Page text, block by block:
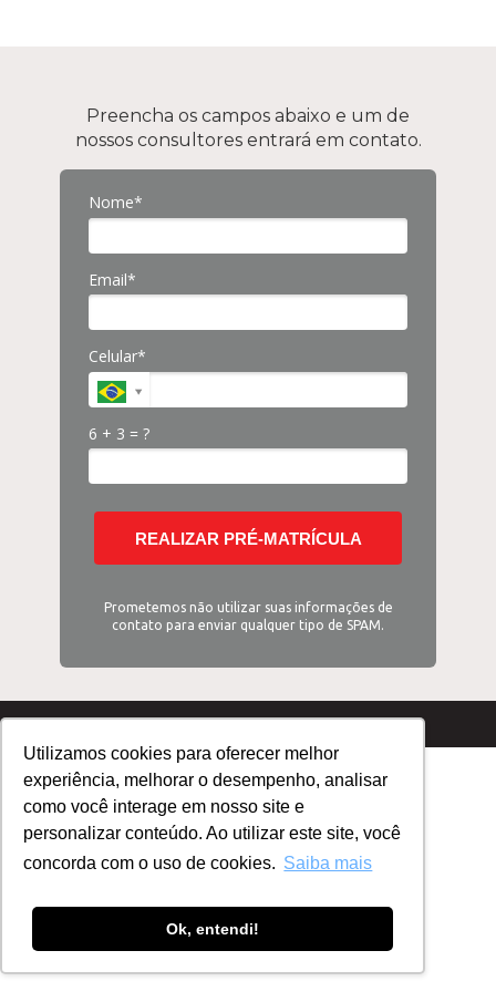
Utilizamos cookies para oferecer melhor
experiência, melhorar o desempenho, analisar
como você interage em nosso site e
personalizar conteúdo. Ao utilizar este site, você
concorda com o uso de cookies. Saiba mais
Ok, entendi!
Preencha os campos abaixo e um de
nossos consultores entrará em contato.
Nome*
Email*
Celular*
6 + 3 = ?
REALIZAR PRÉ-MATRÍCULA
Prometemos não utilizar suas informações de
contato para enviar qualquer tipo de SPAM.